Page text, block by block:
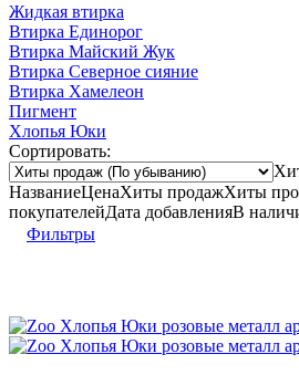
Жидкая втирка
Втирка Единорог
Втирка Майский Жук
Втирка Северное сияние
Втирка Хамелеон
Пигмент
Хлопья Юки
Сортировать:
НазваниеЦенаХиты продажХиты
покупателейДата добавленияВ
Фильтры